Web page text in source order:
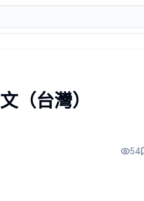
案加上繁體中文（台灣）
標不是追求更長的 prompt
+ Governance
（台灣）
54